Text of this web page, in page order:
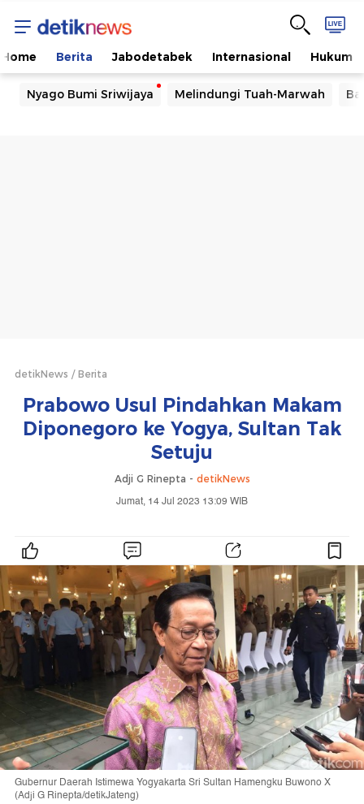
Home Berita Jabodetabek Internasional Hukum
Nyago Bumi Sriwijaya Melindungi Tuah-Marwah
detikNews Berita
Prabowo Usul Pindahkan Makam
Diponegoro ke Yogya, Sultan Tak
Setuju
Adji G Rinepta - detikNews
Jumat, 14 Jul 2023 13:09 WIB
Gubernur Daerah Istimewa Yogyakarta Sri Sultan Hamengku Buwono X
(Adji G Rinepta/detikJateng)